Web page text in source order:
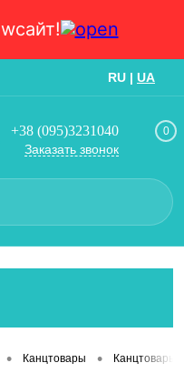
сайт!
RU | UA
+38 (095)3231040
Заказать звонок
0
• Канцтовары • Канцтовары